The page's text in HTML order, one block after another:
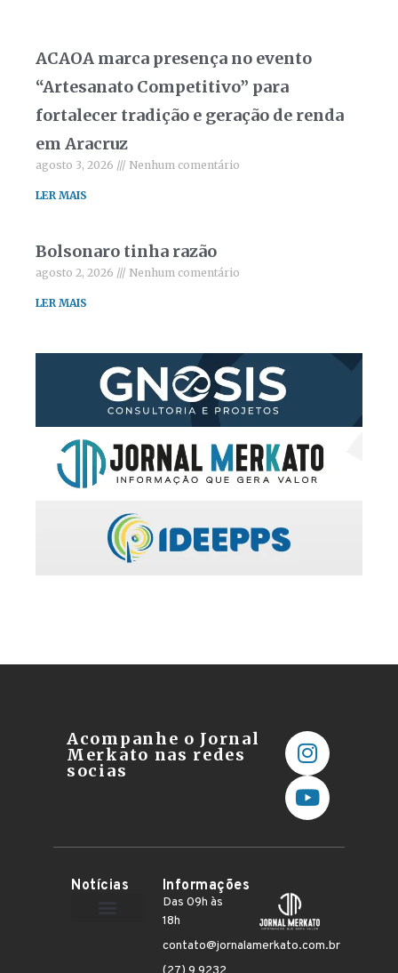
ACAOA marca presença no evento
“Artesanato Competitivo” para
fortalecer tradição e geração de renda
em Aracruz
agosto 3, 2026 Nenhum comentário
LER MAIS
Bolsonaro tinha razão
agosto 2, 2026 Nenhum comentário
LER MAIS
Acompanhe o Jornal
Merkato nas redes
socias
Notícias Informações
Das 09h às
18h
contato@jornalamerkato.com.br